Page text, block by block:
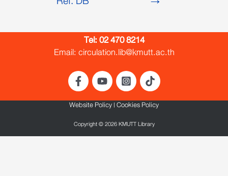
Ref. DB →
Tel: 02 470 8214
Email: circulation.lib@kmutt.ac.th
Website Policy Cookies Policy
Copyright © 2026 KMUTT Library